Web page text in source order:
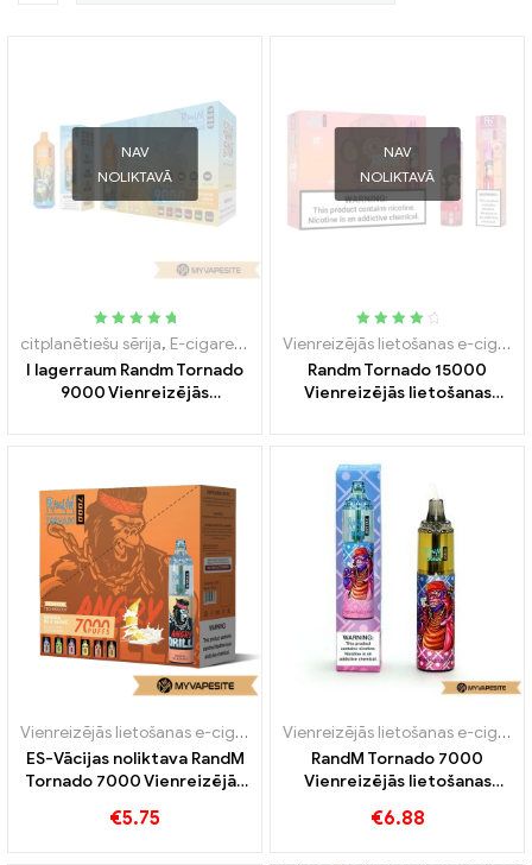
NAV
NOLIKTAVĀ
Novērtēts
citplanētiešu sērija, E-cigarešu starta komplekts ,Vienreizējās
I lagerraum Randm Tornado
9000 Vienreizējās
NAV
NOLIKTAVĀ
Novērtēts
Vienreizējās lietošanas e-cigaretes
Randm Tornado 15000
Vienreizējās lietošanas
Vienreizējās lietošanas e-cigarete ar nikotīnu ,Vienreizējās
ES-Vācijas noliktava RandM
Tornado 7000 Vienreizējās
€5.75
Vienreizējās lietošanas e-cigaretes
RandM Tornado 7000
Vienreizējās lietošanas
€6.88